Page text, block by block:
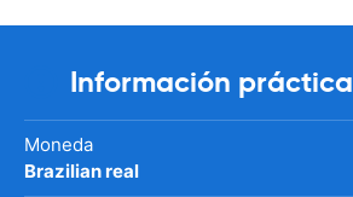
Información práctica
Moneda
Brazilian real